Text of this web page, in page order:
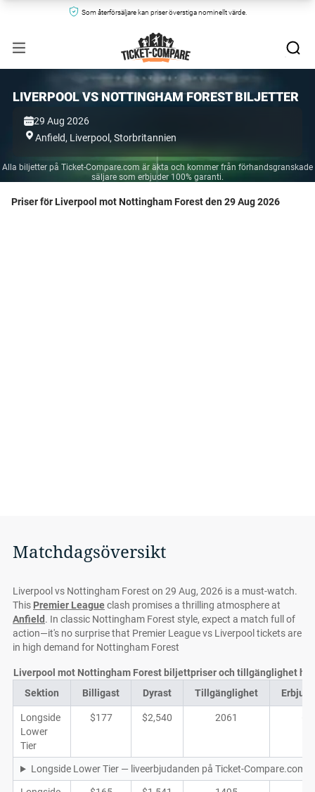
Som återförsäljare kan priser överstiga nominellt värde.
LIVERPOOL VS NOTTINGHAM FOREST BILJETTER
29 Aug 2026
Anfield, Liverpool, Storbritannien
Alla biljetter på Ticket-Compare.com är äkta och kommer från förhandsgranskade
säljare som erbjuder 100% garanti.
Priser för Liverpool mot Nottingham Forest den 29 Aug 2026
Matchdagsöversikt
Liverpool vs Nottingham Forest on 29 Aug, 2026 is a must-watch.
This Premier Leagueclash promises a thrilling atmosphere at
Anfield . In classic Nottingham Forest style, expect a match full of
action—it's no surprise that Premier League vs Liverpool tickets are
in high demand for Nottingham Forest
Sektion Billigast Dyrast Tillgänglighet
Longside
Lower
Tier
$177 $2,540 2061
Longside Lower Tier — liveerbjudanden på Ticket-Compare.com
Liverpool mot Nottingham Forest biljettpriser och tillgänglighet